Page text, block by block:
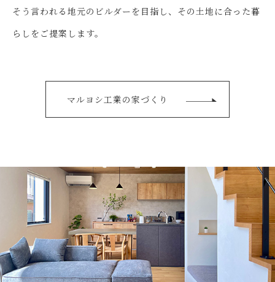
そう言われる地元のビルダーを目指し、その土地に合った暮
らしをご提案します。
マルヨシ工業の家づくり